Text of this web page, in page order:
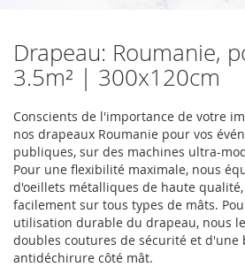
Drapeau: Roumanie,
3.5m² | 300x120cm
Conscients de l'importance de votre
nos drapeaux Roumanie pour vos
publiques, sur des machines ultra-
Pour une flexibilité maximale, nous
d'oeillets métalliques de haute
facilement sur tous types de mâts.
utilisation durable du drapeau, nous
doubles coutures de sécurité et
antidéchirure côté mât.